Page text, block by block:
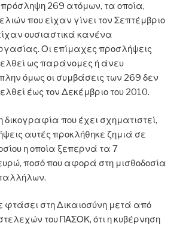
269 ατόμων, τα οποία,
που είχαν γίνει τον Σεπτέμβριο
ουσιαστικά κανένα
Οι επίμαχες προσλήψεις
ως παράνομες ή άνευ
όμως οι συμβάσεις των 269 δεν
έως τον Δεκέμβριο του 2010.
που έχει σχηματιστεί,
αυτές προκλήθηκε ζημιά σε
η οποία ξεπερνά τα 7
ποσό που αφορά στη μισθοδοσία
φτάσει στη Δικαιοσύνη μετά από
του ΠΑΣΟΚ, ότι η κυβέρνηση